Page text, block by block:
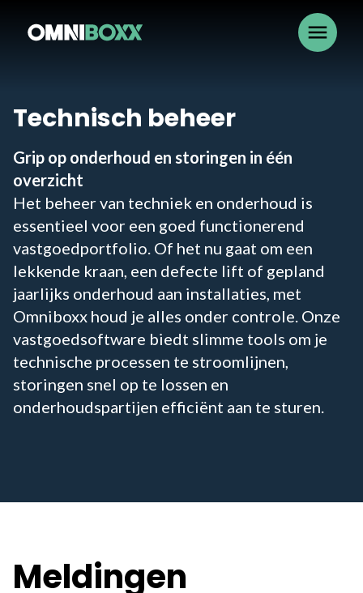
menu
Technisch beheer
Grip op onderhoud en storingen in één
overzicht
Het beheer van techniek en onderhoud is
essentieel voor een goed functionerend
vastgoedportfolio. Of het nu gaat om een
lekkende kraan, een defecte lift of gepland
jaarlijks onderhoud aan installaties, met
Omniboxx houd je alles onder controle. Onze
vastgoedsoftware biedt slimme tools om je
technische processen te stroomlijnen,
storingen snel op te lossen en
onderhoudspartijen efficiënt aan te sturen.
Meldingen